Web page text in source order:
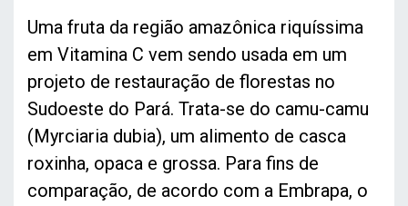
Uma fruta da região amazônica riquíssima
em Vitamina C vem sendo usada em um
projeto de restauração de florestas no
Sudoeste do Pará. Trata-se do camu-camu
(Myrciaria dubia), um alimento de casca
roxinha, opaca e grossa. Para fins de
comparação, de acordo com a Embrapa, o